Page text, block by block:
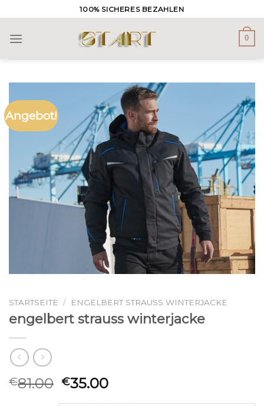
to
content
100% SICHERES BEZAHLEN
0
Angebot!
STARTSEITE / ENGELBERT STRAUSS WINTERJACKE
engelbert strauss winterjacke
€81.00 €35.00